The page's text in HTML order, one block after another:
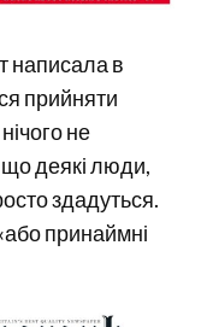
написала в
прийняти
не
деякі люди,
здадуться.
принаймні